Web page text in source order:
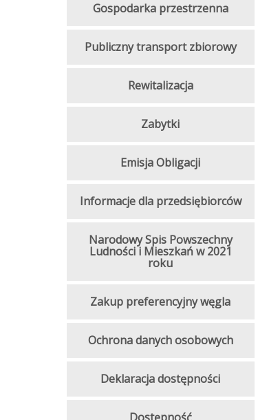
Gospodarka przestrzenna
Publiczny transport zbiorowy
Rewitalizacja
Zabytki
Emisja Obligacji
Informacje dla przedsiębiorców
Narodowy Spis Powszechny
Ludności i Mieszkań w 2021
roku
Zakup preferencyjny węgla
Ochrona danych osobowych
Deklaracja dostępności